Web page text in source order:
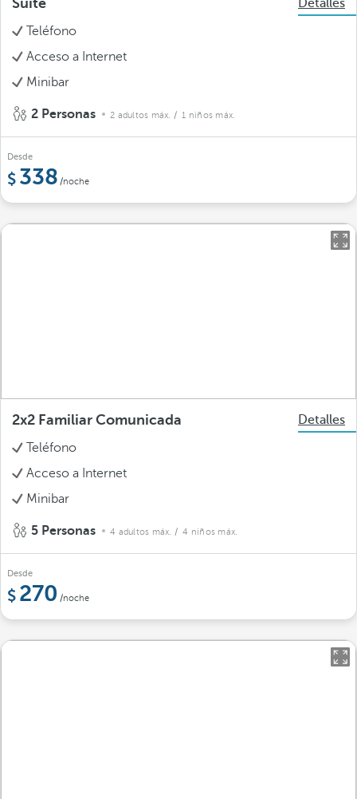
Suite
Detalles
Teléfono
Acceso a Internet
Minibar
2 Personas 2 adultos máx. / 1 niños máx.
Desde
338 /noche
2x2 Familiar Comunicada
Detalles
Teléfono
Acceso a Internet
Minibar
5 Personas 4 adultos máx. / 4 niños máx.
Desde
270 /noche